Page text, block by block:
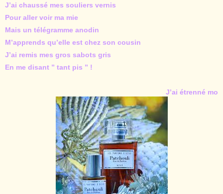
J’ai chaussé mes souliers vernis
Pour aller voir ma mie
Mais un télégramme anodin
M’apprends qu’elle est chez son cousin
J’ai remis mes gros sabots gris
En me disant ” tant pis ” !
J’ai étrenné mo